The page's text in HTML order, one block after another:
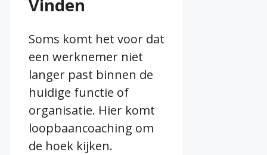
Vinden
Soms komt het voor dat
een werknemer niet
langer past binnen de
huidige functie of
organisatie. Hier komt
loopbaancoaching om
de hoek kijken.